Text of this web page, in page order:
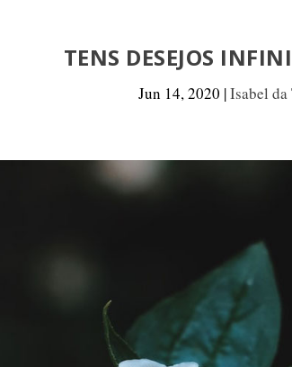
TENS DESEJOS
Jun 14, 2020 |Isabel da